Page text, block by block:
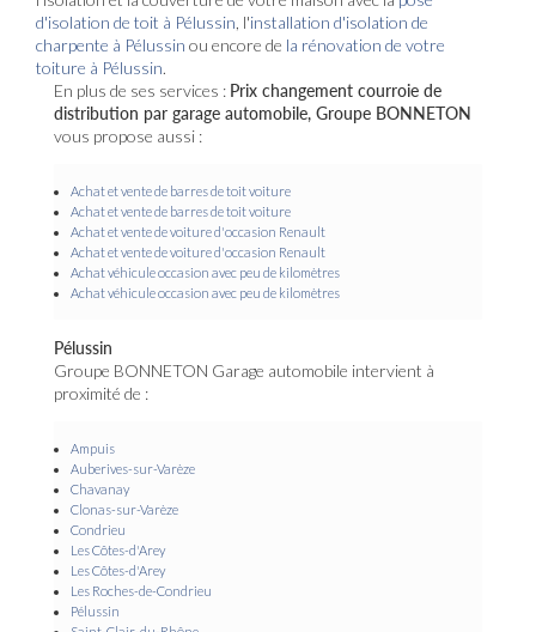
d'isolation de toit à Pélussin , l'installation d'isolation de
charpente à Pélussin ou encore de la rénovation de votre
toiture à Pélussin.
En plus de ses services : Prix changement courroie de
distribution par garage automobile, Groupe BONNETON
vous propose aussi :
Achat et vente de barres de toit voiture
Achat et vente de barres de toit voiture
Achat et vente de voiture d'occasion Renault
Achat et vente de voiture d'occasion Renault
Achat véhicule occasion avec peu de kilomètres
Achat véhicule occasion avec peu de kilomètres
Pélussin
Groupe BONNETON Garage automobile intervient à
proximité de :
Ampuis
Auberives-sur-Varèze
Chavanay
Clonas-sur-Varèze
Condrieu
Les Côtes-d'Arey
Les Côtes-d'Arey
Les Roches-de-Condrieu
Pélussin